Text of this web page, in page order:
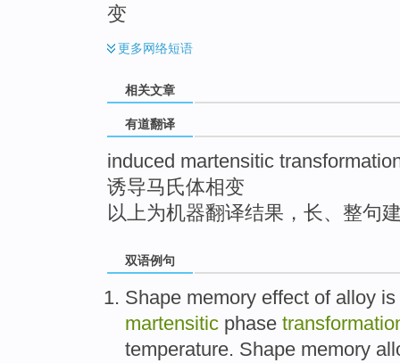
变
更多网络短语
相关文章
有道翻译
induced martensitic
诱导马氏体相变
以上为机器翻译结果，长、整句
双语例句
Shape memory effect of alloy
martensitic phase
temperature. Shape memory